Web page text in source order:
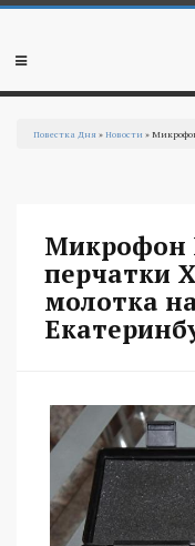
Перейти к основному
Мобильное
Повестка Дня »Новости »
Микрофон
перчатки
молотка